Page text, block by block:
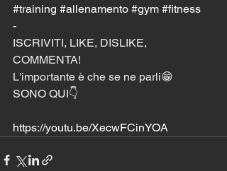
#training #allenamento #gym #fitness
-
ISCRIVITI, LIKE, DISLIKE,
COMMENTA!
L'importante è che se ne parli😁
SONO QUI👇
https://youtu.be/XecwFCinYOA